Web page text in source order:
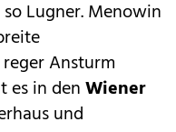
Lugner. Menowin
Ansturm
es in denWiener
und